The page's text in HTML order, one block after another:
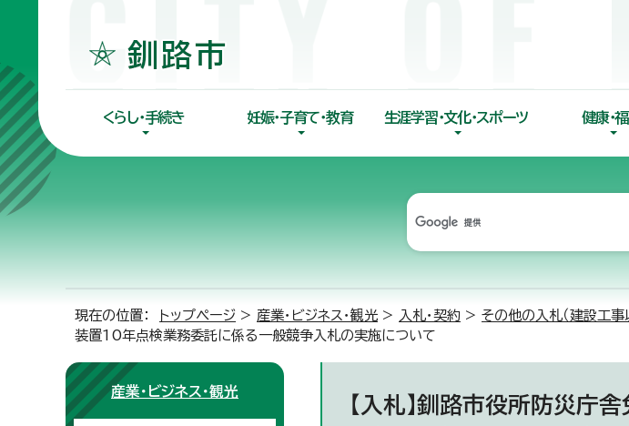
くらし・手続き 妊娠・子育て・教育 生涯学習・文化・スポーツ 健康・
現在の位置： トップページ > 産業・ビジネス・観光 > 入札・契約 > その他の入札（建設工事
装置10年点検業務委託に係る一般競争入札の実施について
【入札】釧路市役所防災庁
産業・ビジネス・観光